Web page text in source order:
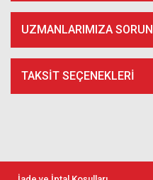
UZMANLARIMIZA SORUN
TAKSIT SEÇENEKLERI